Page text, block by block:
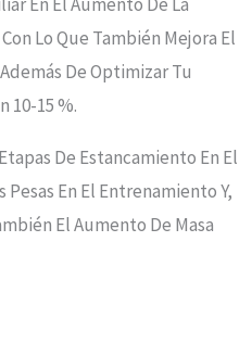
Lo Que También Mejora El
De Optimizar Tu
10-15 %.
De Estancamiento En El
En El Entrenamiento Y,
El Aumento De Masa